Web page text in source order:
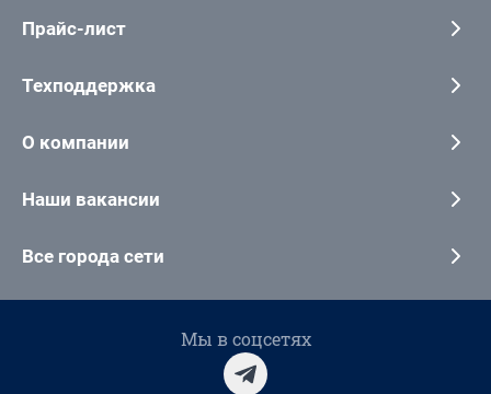
Прайс-лист
Техподдержка
О компании
Наши вакансии
Все города сети
Мы в соцсетях